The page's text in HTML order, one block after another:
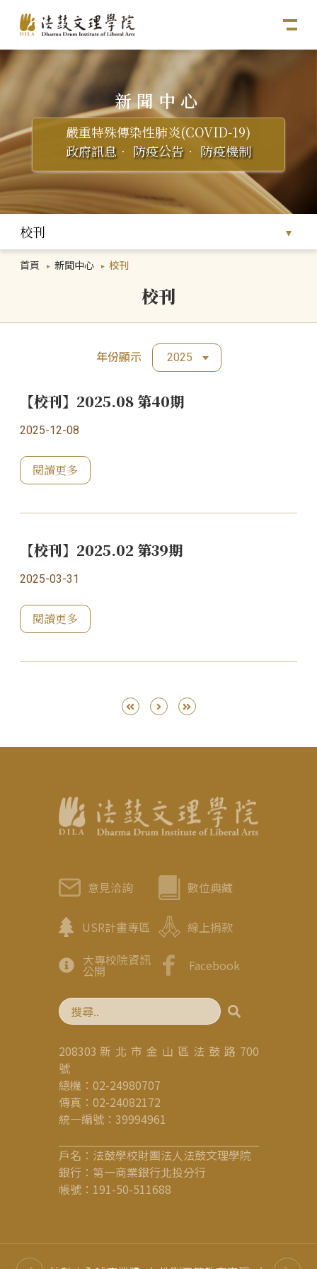
新聞中心
嚴重特殊傳染性肺炎(COVID-19)
政府訊息． 防疫公告． 防疫機制
校刊
首頁 新聞中心 校刊
校刊
年份顯示 2025
【校刊】2025.08 第40期
2025-12-08
閱讀更多
【校刊】2025.02 第39期
2025-03-31
閱讀更多
意見洽詢 數位典藏
USR計畫專區
線上捐款
大專校院資訊
公開 Facebook
208303 新 北 市 金 山 區 法 鼓 路 700
號
總機：02-24980707
傳真：02-24082172
統一編號：39994961
戶名：法鼓學校財團法人法鼓文理學院
銀行：第一商業銀行北投分行
帳號：191-50-511688